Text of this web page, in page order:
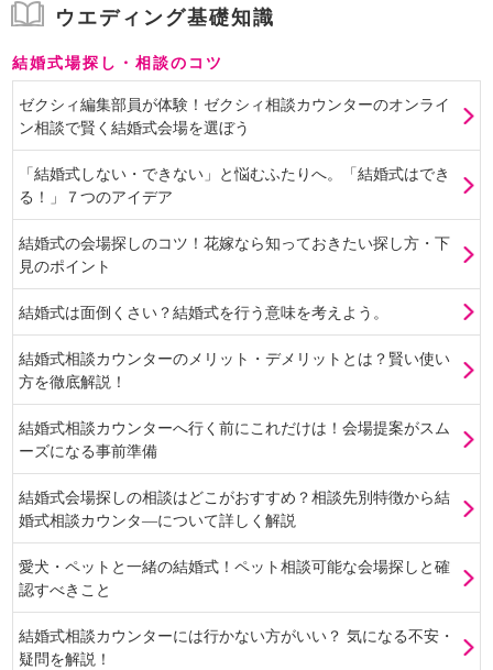
ウエディング基礎知識
結婚式場探し・相談のコツ
ゼクシィ編集部員が体験！ゼクシィ相談カウンターのオンライ
ン相談で賢く結婚式会場を選ぼう
「結婚式しない・できない」と悩むふたりへ。「結婚式はでき
る！」７つのアイデア
結婚式の会場探しのコツ！花嫁なら知っておきたい探し方・下
見のポイント
結婚式は面倒くさい？結婚式を行う意味を考えよう。
結婚式相談カウンターのメリット・デメリットとは？賢い使い
方を徹底解説！
結婚式相談カウンターへ行く前にこれだけは！会場提案がスム
ーズになる事前準備
結婚式会場探しの相談はどこがおすすめ？相談先別特徴から結
婚式相談カウンタ―について詳しく解説
愛犬・ペットと一緒の結婚式！ペット相談可能な会場探しと確
認すべきこと
結婚式相談カウンターには行かない方がいい？ 気になる不安・
疑問を解説！